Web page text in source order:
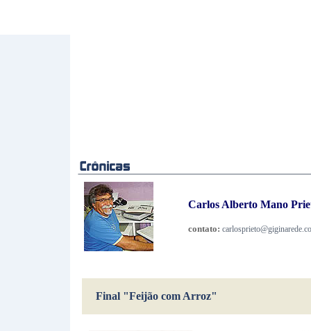
Carlos Alberto Mano
contato:
Final "Feijão com Arroz"